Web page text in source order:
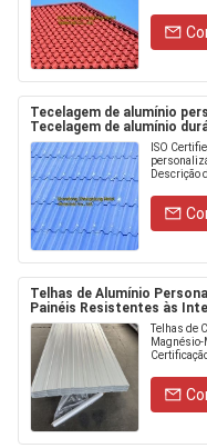
Tecelagem de alumínio
Tecelagem de alumínio
ISO
Descrição
Telhas de Alumínio
Painéis Resistentes às
Telhas de